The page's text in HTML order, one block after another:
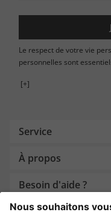
Le respect de votre vie
personnelles sont
[+]
Service
À propos
Besoin d'aide ?